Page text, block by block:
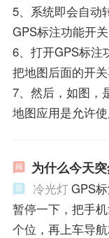
5、系统即会自动
GPS标注功能开关
6、打开GPS标注
把地图后面的开关
7、然后，如图，
地图应用是允许使
为什么今天
冷光灯GPS
暂停一下，把手
个位，再上车导